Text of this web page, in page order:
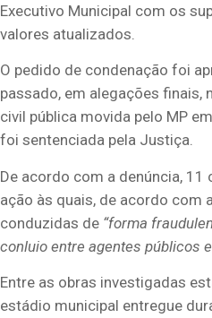
Executivo Municipal com os
valores atualizados.
O pedido de condenação foi
passado, em alegações finais,
civil pública movida pelo MP
foi sentenciada pela Justiça.
De acordo com a denúncia,
ação às quais, de acordo com
conduzidas de “forma
conluio entre agentes públicos
Entre as obras investigadas
estádio municipal entregue